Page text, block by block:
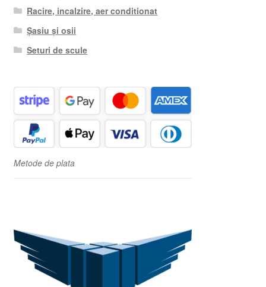
Racire, incalzire, aer conditionat
Șasiu și osii
Seturi de scule
Metode de plata